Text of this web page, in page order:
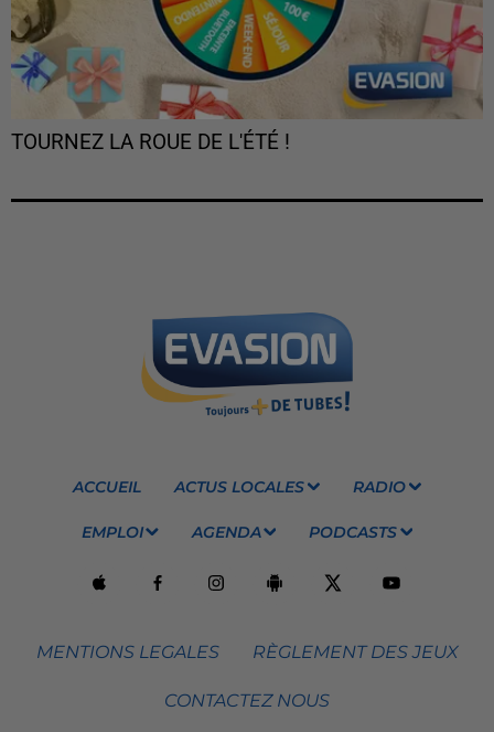
TOURNEZ LA ROUE DE L'ÉTÉ !
ACCUEIL ACTUS LOCALES RADIO
EMPLOI AGENDA PODCASTS
MENTIONS LEGALES RÈGLEMENT DES JEUX
CONTACTEZ NOUS